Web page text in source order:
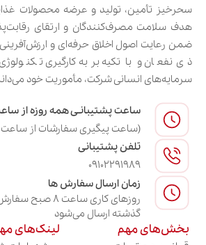
سحرخیز تأمین، تولید و عرضه محصولات
هدف سلامت مصرف‌کنندگان و ارتقای
ضمن رعایت اصول اخلاق حرفه‌ای و
ذی‌نفعان و با تکیه بر به‌کارگیری
سرمایه‌های انسانی شرکت، مأموریت خود
ساعت پشتیبانـی همه روزه از ساعت ۸:۰۰ الی
(ساعت پیگیری سفارشات از ساعت ۸:۰۰ الی ۱۶:۰۰)
تلفن پشتیبانی
09102291989
زمان ارسال سفارش ها
گذشته ارسال می‌شود
بخش‌های مهم
لینک‌های